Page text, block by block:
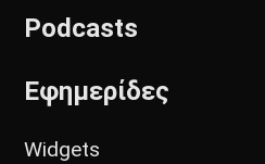
Podcasts
Εφημερίδες
Widgets